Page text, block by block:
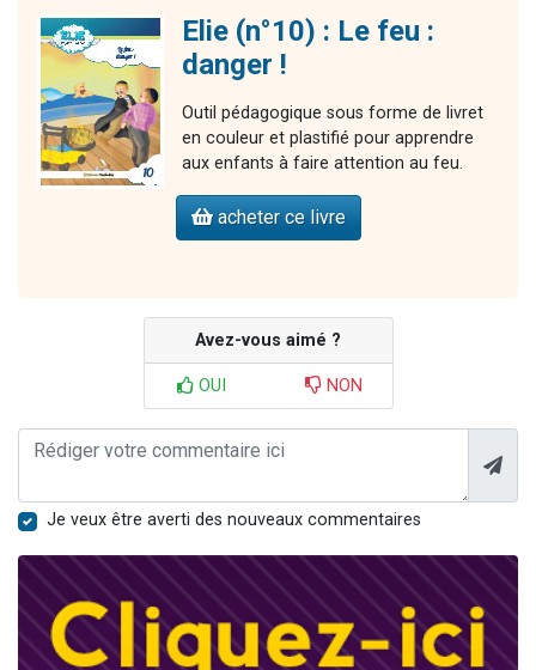
Elie (n°10) : Le feu :
danger !
Outil pédagogique sous forme de livret
en couleur et plastifié pour apprendre
aux enfants à faire attention au feu.
acheter ce livre
Avez-vous aimé ?
OUI NON
Je veux être averti des nouveaux commentaires